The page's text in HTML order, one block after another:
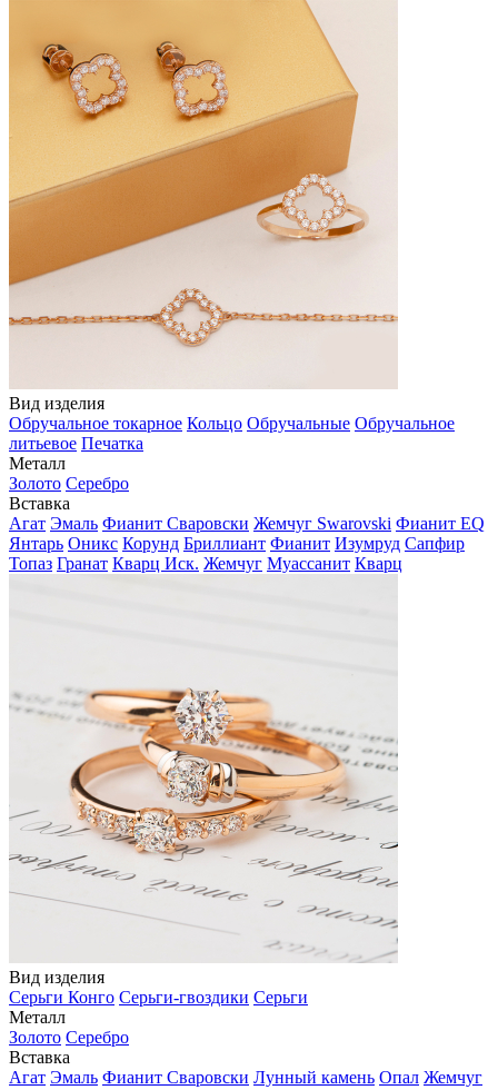
Вид изделия
Обручальное токарное Кольцо Обручальные Обручальное
литьевое Печатка
Металл
Золото Серебро
Вставка
Агат Эмаль Фианит Сваровски Жемчуг Swarovski Фианит EQ
Янтарь Оникс Корунд Бриллиант Фианит Изумруд Сапфир
Топаз Гранат Кварц Иск. Жемчуг Муассанит Кварц
Вид изделия
Серьги Конго Серьги-гвоздики Серьги
Металл
Золото Серебро
Вставка
Агат Эмаль Фианит Сваровски Лунный камень Опал Жемчуг